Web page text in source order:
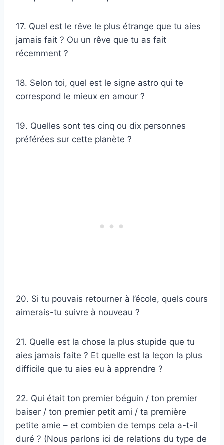
17. Quel est le rêve le plus étrange que tu aies
jamais fait ? Ou un rêve que tu as fait
récemment ?
18. Selon toi, quel est le signe astro qui te
correspond le mieux en amour ?
19. Quelles sont tes cinq ou dix personnes
préférées sur cette planète ?
20. Si tu pouvais retourner à l’école, quels cours
aimerais-tu suivre à nouveau ?
21. Quelle est la chose la plus stupide que tu
aies jamais faite ? Et quelle est la leçon la plus
difficile que tu aies eu à apprendre ?
22. Qui était ton premier béguin / ton premier
baiser / ton premier petit ami / ta première
petite amie – et combien de temps cela a-t-il
duré ? (Nous parlons ici de relations du type de